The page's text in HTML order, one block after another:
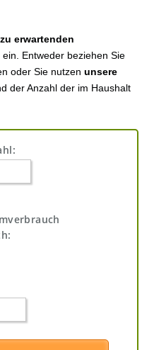
erwartenden
ein. Entweder beziehen Sie
oder Sie nutzen unsere
der Anzahl der im Haushalt